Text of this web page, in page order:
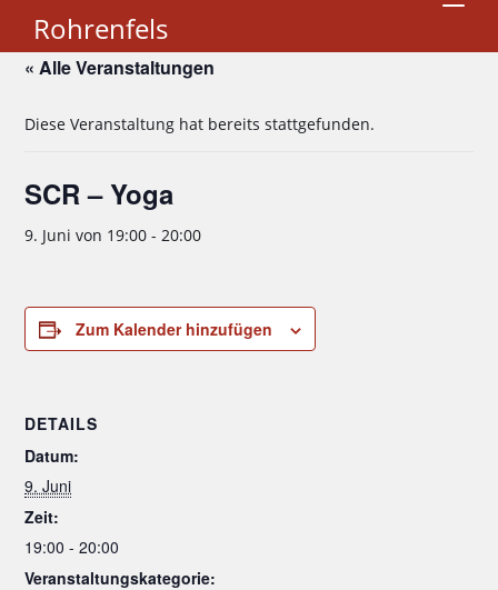
Rohrenfels
« Alle Veranstaltungen
Diese Veranstaltung hat bereits stattgefunden.
SCR – Yoga
9. Juni von 19:00 -20:00
Zum Kalender hinzufügen
DETAILS
Datum:
9. Juni
Zeit:
19:00 - 20:00
Veranstaltungskategorie: